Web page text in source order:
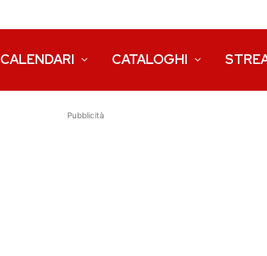
CALENDARI CATALOGHI
Pubblicità